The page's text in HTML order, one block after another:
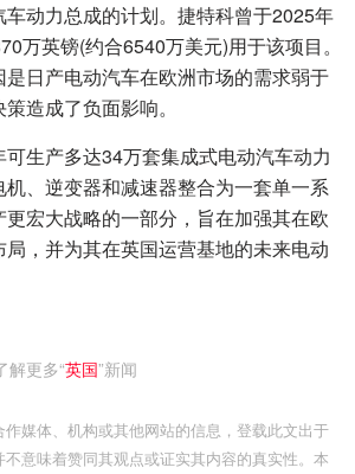
动力总成的计划。捷特科曾于2025年
万英镑(约合6540万美元)用于该项目。
日产电动汽车在欧洲市场的需求弱于
造成了负面影响。
生产多达34万套集成式电动汽车动力
、逆变器和减速器整合为一套单一系
宏大战略的一部分，旨在加强其在欧
，并为其在英国运营基地的未来电动
解更多“英国”新闻
作媒体、机构或其他网站的信息，登载此文出于
意味着赞同其观点或证实其内容的真实性。本